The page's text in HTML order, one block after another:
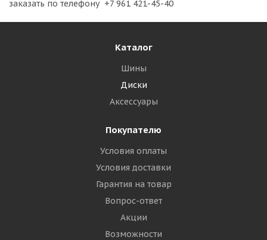
заказать по телефону +7 961 421-45-40
Каталог
Шины
Диски
Аксессуары
Покупателю
Условия оплаты
Условия доставки
Гарантия на товар
Вопрос-ответ
Акции
Возможности